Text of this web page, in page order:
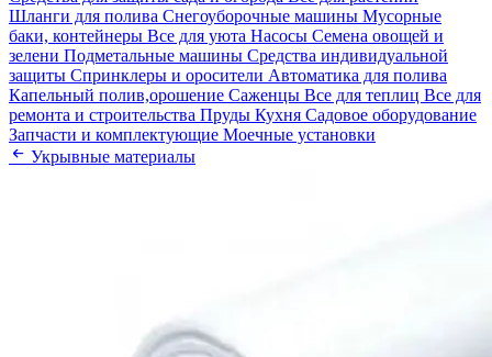
Шланги для полива Снегоуборочные машины Мусорные
баки, контейнеры Все для уюта Насосы Семена овощей и
зелени Подметальные машины Средства индивидуальной
защиты Спринклеры и оросители Автоматика для полива
Капельный полив,орошение Саженцы Все для теплиц Все для
ремонта и строительства Пруды Кухня Садовое оборудование
Запчасти и комплектующие Моечные установки
Укрывные материалы